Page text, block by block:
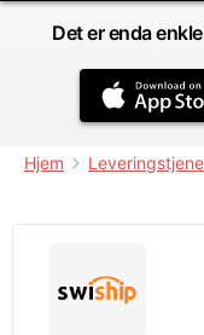
Det er enda
Hjem